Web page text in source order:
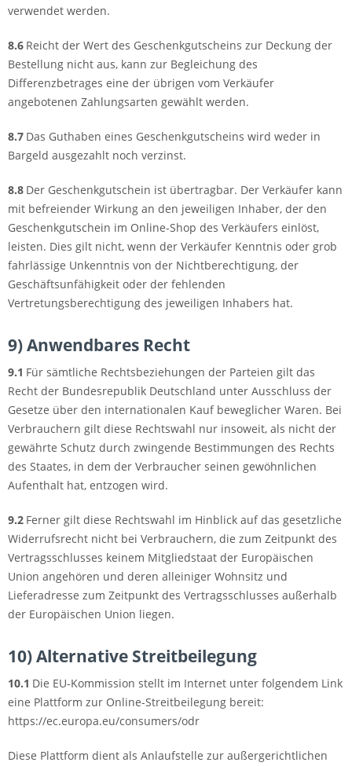
verwendet werden.
8.6 Reicht der Wert des Geschenkgutscheins zur Deckung der
Bestellung nicht aus, kann zur Begleichung des
Differenzbetrages eine der übrigen vom Verkäufer
angebotenen Zahlungsarten gewählt werden.
8.7 Das Guthaben eines Geschenkgutscheins wird weder in
Bargeld ausgezahlt noch verzinst.
8.8 Der Geschenkgutschein ist übertragbar. Der Verkäufer kann
mit befreiender Wirkung an den jeweiligen Inhaber, der den
Geschenkgutschein im Online-Shop des Verkäufers einlöst,
leisten. Dies gilt nicht, wenn der Verkäufer Kenntnis oder grob
fahrlässige Unkenntnis von der Nichtberechtigung, der
Geschäftsunfähigkeit oder der fehlenden
Vertretungsberechtigung des jeweiligen Inhabers hat.
9) Anwendbares Recht
9.1 Für sämtliche Rechtsbeziehungen der Parteien gilt das
Recht der Bundesrepublik Deutschland unter Ausschluss der
Gesetze über den internationalen Kauf beweglicher Waren. Bei
Verbrauchern gilt diese Rechtswahl nur insoweit, als nicht der
gewährte Schutz durch zwingende Bestimmungen des Rechts
des Staates, in dem der Verbraucher seinen gewöhnlichen
Aufenthalt hat, entzogen wird.
9.2 Ferner gilt diese Rechtswahl im Hinblick auf das gesetzliche
Widerrufsrecht nicht bei Verbrauchern, die zum Zeitpunkt des
Vertragsschlusses keinem Mitgliedstaat der Europäischen
Union angehören und deren alleiniger Wohnsitz und
Lieferadresse zum Zeitpunkt des Vertragsschlusses außerhalb
der Europäischen Union liegen.
10) Alternative Streitbeilegung
10.1 Die EU-Kommission stellt im Internet unter folgendem Link
eine Plattform zur Online-Streitbeilegung bereit:
https://ec.europa.eu/consumers/odr
Diese Plattform dient als Anlaufstelle zur außergerichtlichen